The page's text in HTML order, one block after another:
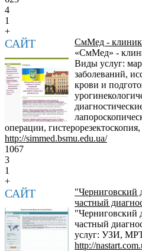
4
1
+
САЙТ
СмМед -
«СмМед» -
Виды услуг:
заболеваний,
крови и
операции,
http://simmed.bsmu.edu.ua/
1067
3
1
+
САЙТ
"Черниговский
частный
"Черниговский
частный
услуг: УЗИ,
http://